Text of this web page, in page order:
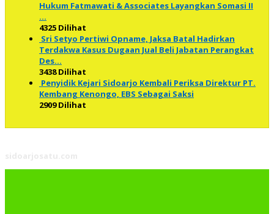
Hukum Fatmawati & Associates Layangkan Somasi II
…
4325 Dilihat
Sri Setyo Pertiwi Opname, Jaksa Batal Hadirkan
Terdakwa Kasus Dugaan Jual Beli Jabatan Perangkat
Des…
3438 Dilihat
Penyidik Kejari Sidoarjo Kembali Periksa Direktur PT.
Kembang Kenongo, EBS Sebagai Saksi
2909 Dilihat